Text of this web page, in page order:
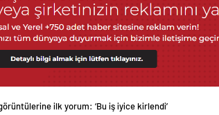
görüntülerine ilk yorum: ‘Bu iş iyice kirlendi’